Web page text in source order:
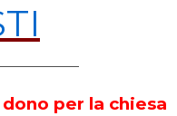
per la chiesa